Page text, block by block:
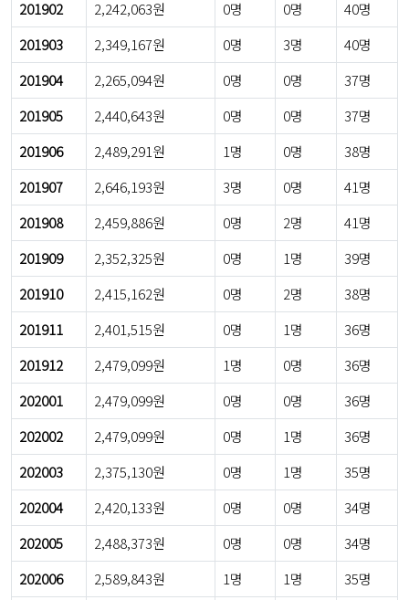
201902
2,242,063원 0명 0명
40명
201903
2,349,167원 0명 3명
40명
201904
2,265,094원 0명 0명
37명
201905
2,440,643원 0명 0명
37명
201906
2,489,291원 1명 0명
38명
201907
2,646,193원 3명 0명
41명
201908
2,459,886원 0명 2명
41명
201909
2,352,325원 0명 1명
39명
201910
2,415,162원 0명 2명
38명
201911
2,401,515원 0명 1명
36명
201912
2,479,099원 1명 0명
36명
202001
2,479,099원 0명 0명
36명
202002
2,479,099원 0명 1명
36명
202003
2,375,130원 0명 1명
35명
202004
2,420,133원 0명 0명
34명
202005
2,488,373원 0명 0명
34명
202006
2,589,843원 1명 1명
35명